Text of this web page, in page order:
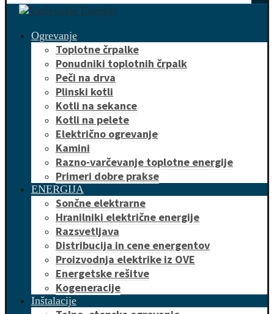
Ogrevanje
Toplotne črpalke
Ponudniki toplotnih črpalk
Peči na drva
Plinski kotli
Kotli na sekance
Kotli na pelete
Električno ogrevanje
Kamini
Razno-varčevanje toplotne energije
Primeri dobre prakse
ENERGIJA
Sončne elektrarne
Hranilniki električne energije
Razsvetljava
Distribucija in cene energentov
Proizvodnja elektrike iz OVE
Energetske rešitve
Kogeneracije
Inštalacije